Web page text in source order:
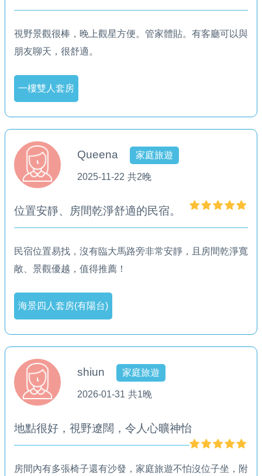
視野景觀很棒，晚上觀星方便。管家體貼。有客廳可以與
朋友聊天，很舒適。
一樓雙人套房
Queena 家庭旅遊
2025-11-22 共2晚
位置安靜、房間乾淨舒適的民宿。
民宿位置易找，沒有臨大馬路旁非常安靜，且房間乾淨寬
敞、景觀優越，值得推薦！
海景四人套房(有陽台)
shiun 家庭旅遊
2026-01-31 共1晚
地點很好，視野遼闊，令人心曠神怡
房間內有多張椅子還有沙發，家庭旅遊不怕沒位子坐，附